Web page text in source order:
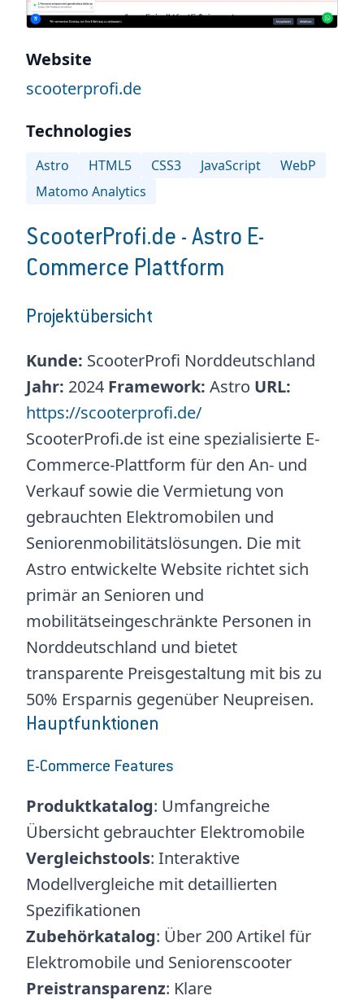
Website
scooterprofi.de
Technologies
Astro HTML5 CSS3 JavaScript
WebP
Matomo Analytics
ScooterProfi.de - Astro E-
Commerce Plattform
Projektübersicht
Kunde: ScooterProfi Norddeutschland
Jahr: 2024 Framework: Astro URL:
https://scooterprofi.de/
ScooterProfi.de ist eine spezialisierte E-
Commerce-Plattform für den An- und
Verkauf sowie die Vermietung von
gebrauchten Elektromobilen und
Seniorenmobilitätslösungen. Die mit
Astro entwickelte Website richtet sich
primär an Senioren und
mobilitätseingeschränkte Personen in
Norddeutschland und bietet
transparente Preisgestaltung mit bis zu
50% Ersparnis gegenüber Neupreisen.
Hauptfunktionen
E-Commerce Features
Produktkatalog: Umfangreiche
Übersicht gebrauchter Elektromobile
Vergleichstools: Interaktive
Modellvergleiche mit detaillierten
Spezifikationen
Zubehörkatalog: Über 200 Artikel für
Elektromobile und Seniorenscooter
Preistransparenz: Klare